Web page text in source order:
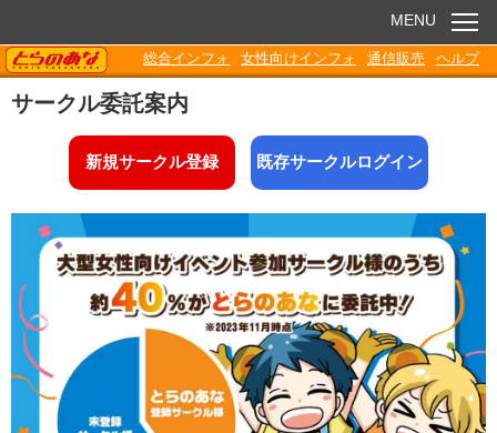
お知らせ
電子書籍
Q&A
各種ダウンロード
MENU
TORANOANA
総合インフォ 女性向けインフォ 通信販売 ヘルプ
サークル委託案内
新規サークル登録 既存サークルログイン